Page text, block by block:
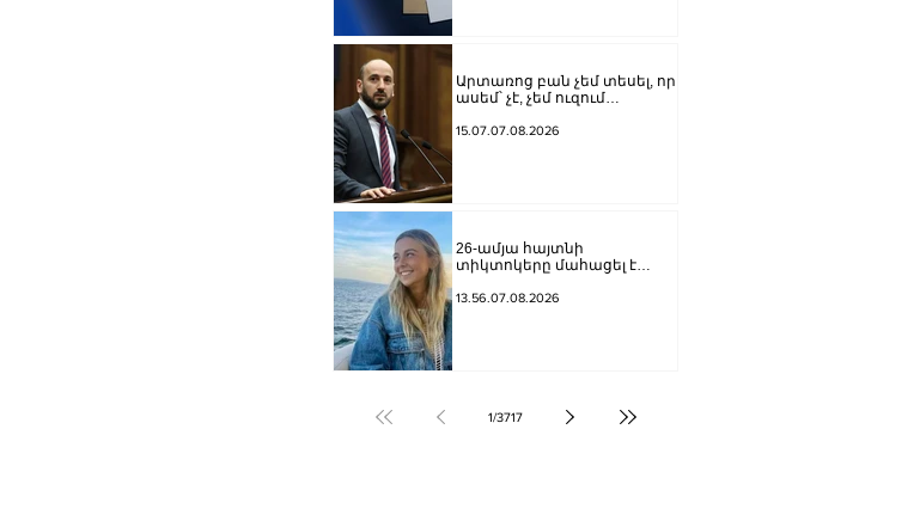
Արտառոց բան չեմ տեսել, որ
ասեմ՝ չէ, չեմ ուզում
եմ Կարապետյանը կամ
15.07.07.08.2026
26-ամյա հայտնի
տիկտոկերը մահացել է
13.56.07.08.2026
1/3717